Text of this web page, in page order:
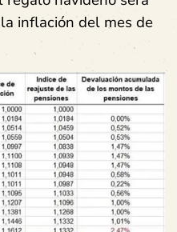
inflación del mes de